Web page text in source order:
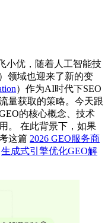
小优，随着人工智能技
领域也迎来了新的变
）作为AI时代下SEO
量获取的策略。今天跟
的核心概念、技术
。 在此背景下，如果
这篇 2026 GEO服务商
生成式引擎优化GEO解